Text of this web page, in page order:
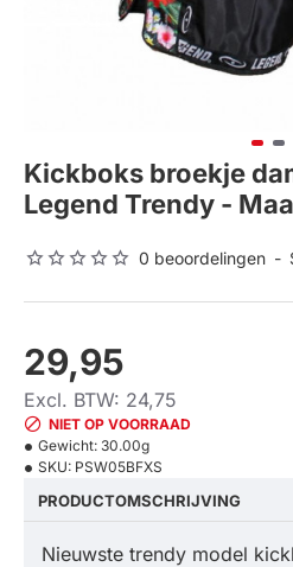
Kickboks broekje
Legend Trendy -
0 beoordelingen -
29,95
Excl. BTW: 24,75
NIET OP VOORRAAD
Gewicht: 30.00g
SKU: PSW05BFXS
PRODUCTOMSCHRIJVING
Nieuwste trendy model